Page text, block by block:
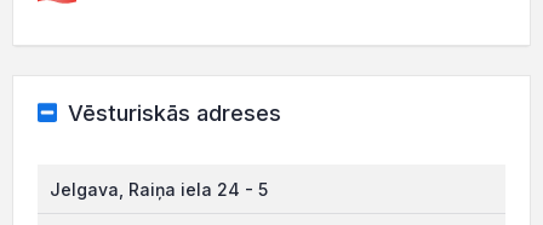
Vēsturiskās adreses
Jelgava, Raiņa iela 24 - 5